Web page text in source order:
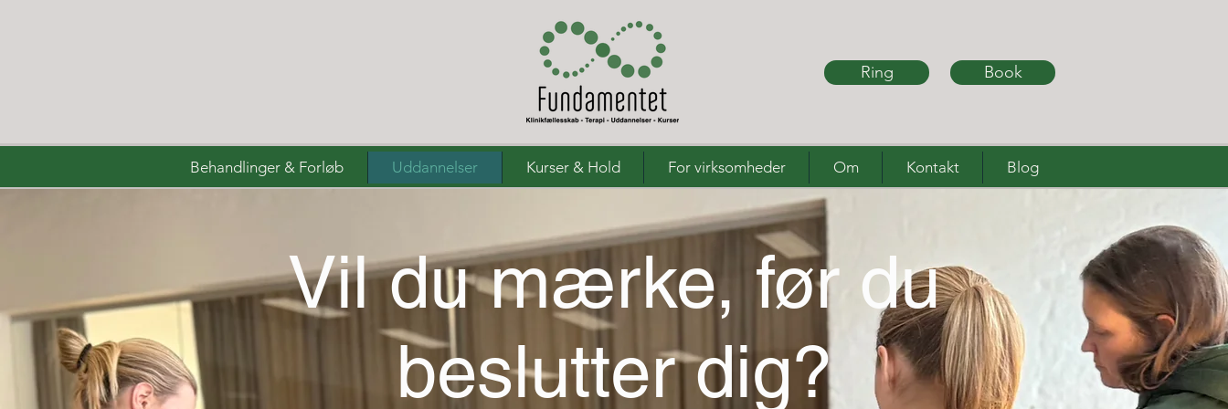
Ring Book
Behandlinger & Forløb Uddannelser Kurser & Hold For virksomheder Om Kontakt Blog
Vil du mærke, før du
beslutter dig?